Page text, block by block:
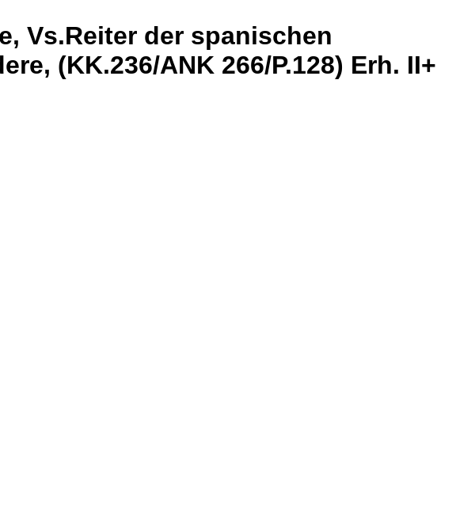
Vs.Reiter der spanischen
(KK.236/ANK 266/P.128) Erh. II+